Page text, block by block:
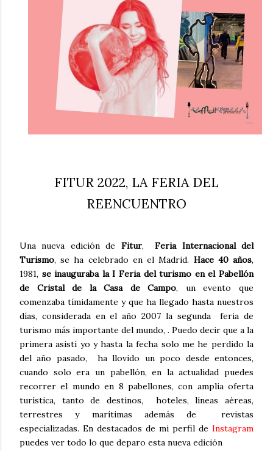
FITUR 2022, LA FERIA DEL
REENCUENTRO
Una nueva edición de Fitur,Feria Internacional del
Turismo, se ha celebrado en el Madrid. Hace 40 años,
1981, se inauguraba la I Feria del turismo en el Pabellón
de Cristal de la Casa de Campo, un evento que
comenzaba tímidamente y que ha llegado hasta nuestros
días, considerada en el año 2007 la segunda feria de
turismo más importante del mundo, . Puedo decir que a la
primera asistí yo y hasta la fecha solo me he perdido la
del año pasado, ha llovido un poco desde entonces,
cuando solo era un pabellón, en la actualidad puedes
recorrer el mundo en 8 pabellones, con amplia oferta
turística, tanto de destinos, hoteles, líneas aéreas,
terrestres y marítimas además de revistas
especializadas. En destacados de mi perfil de Instagram
puedes ver todo lo que deparo esta nueva edición